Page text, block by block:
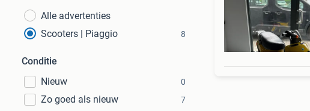
Alle advertenties
Scooters | Piaggio
8
Conditie
Nieuw
0
Zo goed als nieuw 7